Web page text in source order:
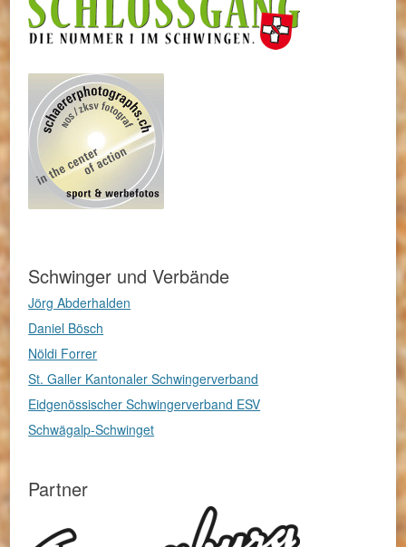
Schwinger und Verbände
Jörg Abderhalden
Daniel Bösch
Nöldi Forrer
St. Galler Kantonaler Schwingerverband
Eidgenössischer Schwingerverband ESV
Schwägalp-Schwinget
Partner